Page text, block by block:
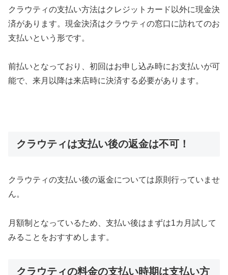
クラウティの支払い方法はクレジットカード以外に現金決
済があります。現金決済はクラウティの窓口に訪れてのお
支払いという形です。
前払いとなっており、初回はお申し込み時にお支払いが可
能で、来月以降は来店時に決済する必要があります。
クラウティは支払い後の返金は不可！
クラウティの支払い後の返金については原則行っていませ
ん。
月額制となっているため、支払い後はまずは1カ月試して
みることをおすすめします。
クラウティの料金の支払い時期は支払い方